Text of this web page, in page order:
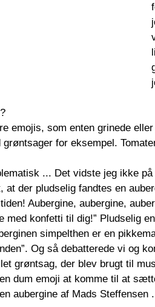
emojis, som enten grinede
for eksempel.
... Det vidste jeg ikke
der pludselig fandtes en
Aubergine, aubergine,
med konfetti til dig!” Pludselig
simpelthen er en
Og så debatterede vi og
grøntsag, der blev brugt til
dum emoji at komme til at
aubergine af Mads Steffensen